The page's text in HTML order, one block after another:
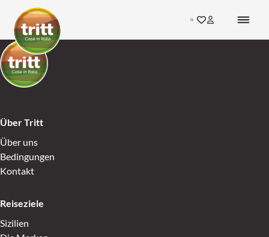
Skip to content
Go to Home
Search
Gehen Sie zu den
Inloggen bij
Go to Home
Über Tritt
Über uns
Bedingungen
Kontakt
Reiseziele
Sizilien